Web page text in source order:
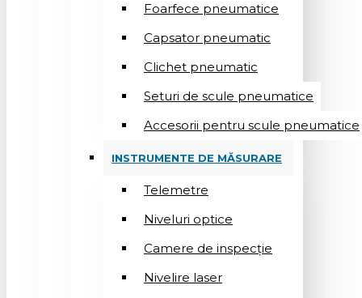
Foarfece pneumatice
Capsator pneumatic
Clichet pneumatic
Seturi de scule pneumatice
Accesorii pentru scule pneumatice
INSTRUMENTE DE MĂSURARE
Telemetre
Niveluri optice
Camere de inspecție
Nivelire laser